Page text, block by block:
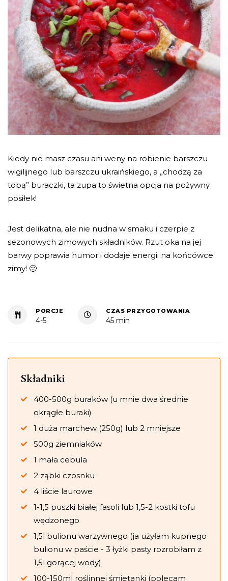
Kiedy nie masz czasu ani weny na robienie barszczu
wigilijnego lub barszczu ukraińskiego, a „chodzą za
tobą” buraczki, ta zupa to świetna opcja na pożywny
posiłek!
Jest delikatna, ale nie nudna w smaku i czerpie z
sezonowych zimowych składników. Rzut oka na jej
barwy poprawia humor i dodaje energii na końcówce
zimy! 🙂
PORCJE
4-5
CZAS PRZYGOTOWANIA
45 min
Składniki
400-500g buraków (u mnie dwa średnie
okrągłe buraki)
1 duża marchew (250g) lub 2 mniejsze
500g ziemniaków
1 mała cebula
2 ząbki czosnku
4 liście laurowe
1-1,5 puszki białej fasoli lub 1,5-2 kostki tofu
wędzonego
1,5l bulionu warzywnego (ja użyłam kupnego
bulionu w paście - 3 łyżki pasty rozrobiłam z
1,5l gorącej wody)
100-150ml roślinnej śmietanki (polecam